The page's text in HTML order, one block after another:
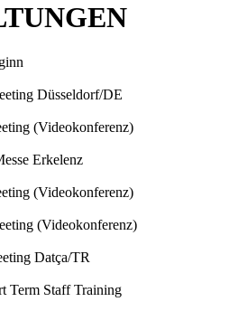
Düsseldorf/DE
(Videokonferenz)
Erkelenz
(Videokonferenz)
(Videokonferenz)
Datça/TR
Staff Training